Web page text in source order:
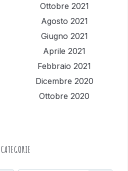
Ottobre 2021
Agosto 2021
Giugno 2021
Aprile 2021
Febbraio 2021
Dicembre 2020
Ottobre 2020
CATEGORIE